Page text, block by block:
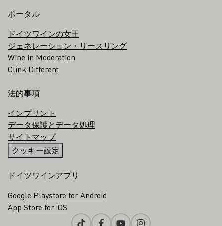
ポータル
ドイツワインの女王
ジェネレーション・リースリング
Wine in Moderation
Clink Different
法的事項
インプリント
データ保護とデータ処理
サイトマップ
クッキー設定
ドイツワインアプリ
Google Playstore for Android
App Store for iOS